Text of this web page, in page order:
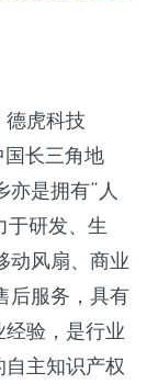
德虎科技
国长三角地
亦是拥有“人
于研发、生
动风扇、商业
后服务，具有
验，是行业
主知识产权